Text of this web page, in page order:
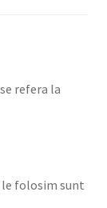
refera la
folosim sunt